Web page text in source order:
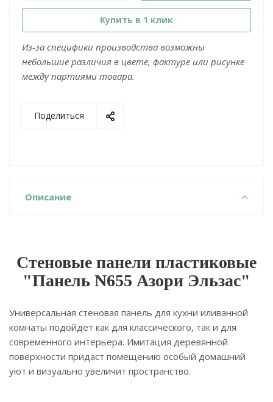
Купить в 1 клик
Из-за специфики производства возможны
небольшие различия в цвете, фактуре или рисунке
между партиями товара.
Поделиться
Описание
Стеновые панели пластиковые
"Панель N655 Азори Эльзас"
Универсальная стеновая панель для кухни иливанной
комнаты подойдет как для классического, так и для
современного интерьера. Имитация деревянной
поверхности придаст помещению особый домашний
уют и визуально увеличит пространство.